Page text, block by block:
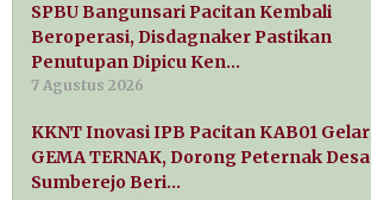
SPBU Bangunsari Pacitan Kembali
Beroperasi, Disdagnaker Pastikan
Penutupan Dipicu Ken…
7 Agustus 2026
KKNT Inovasi IPB Pacitan KAB01 Gelar
GEMA TERNAK, Dorong Peternak Desa
Sumberejo Beri…